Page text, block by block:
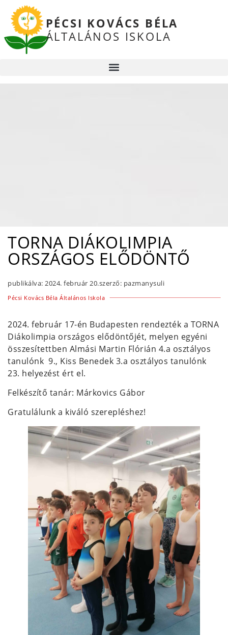
PÉCSI KOVÁCS BÉLA
ÁLTALÁNOS ISKOLA
TORNA DIÁKOLIMPIA
ORSZÁGOS ELŐDÖNTŐ
publikálva: 2024. február 20.szerző: pazmanysuli
Pécsi Kovács Béla Általános Iskola
2024. február 17-én Budapesten rendezték a TORNA
Diákolimpia országos elődöntőjét, melyen egyéni
összesítettben Almási Martin Flórián 4.a osztályos
tanulónk 9., Kiss Benedek 3.a osztályos tanulónk
23. helyezést ért el.
Felkészítő tanár: Márkovics Gábor
Gratulálunk a kiváló szerepléshez!